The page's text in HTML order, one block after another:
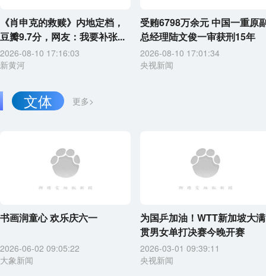
《肖申克的救赎》内地定档，
豆瓣9.7分，网友：我要补张...
2026-08-10 17:16:03
新黄河
受贿6798万余元 中国一重原
总经理陆文俊一审获刑15年
2026-08-10 17:01:34
央视新闻
更多>
文体
书画润童心 欢乐庆六一
2026-06-02 09:05:22
大象新闻
为国乒加油！WTT新加坡大满
贯男女单打决赛今晚开赛
2026-03-01 09:39:11
央视新闻